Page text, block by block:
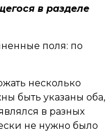
в разделе
поля: по
несколько
быть указаны оба,
в разных
не нужно было